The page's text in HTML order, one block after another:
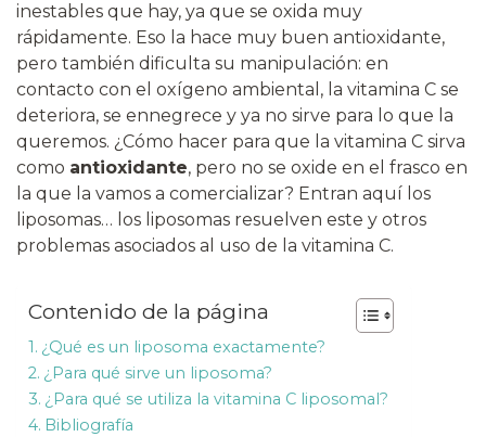
inestables que hay, ya que se oxida muy
rápidamente. Eso la hace muy buen antioxidante,
pero también dificulta su manipulación: en
contacto con el oxígeno ambiental, la vitamina C se
deteriora, se ennegrece y ya no sirve para lo que la
queremos. ¿Cómo hacer para que la vitamina C sirva
como antioxidante, pero no se oxide en el frasco en
la que la vamos a comercializar? Entran aquí los
liposomas… los liposomas resuelven este y otros
problemas asociados al uso de la vitamina C.
Contenido de la página
¿Qué es un liposoma exactamente?
¿Para qué sirve un liposoma?
¿Para qué se utiliza la vitamina C liposomal?
Bibliografía